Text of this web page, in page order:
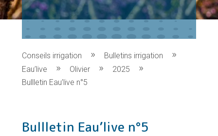
Conseils irrigation
Bulletins irrigation
Eau’live
Olivier
2025
Bullletin Eau’live n°5
Bullletin Eau’live n°5